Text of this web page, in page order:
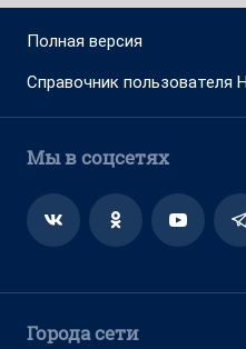
Полная версия
Справочник пользователя
Мы в соцсетях
Города сети